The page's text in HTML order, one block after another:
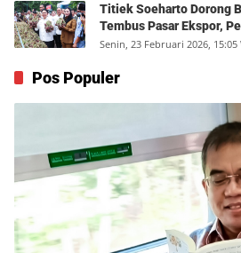
Titiek Soeharto Dorong
Tembus Pasar Ekspor,
Juta per Hektare
Senin, 23 Februari 2026, 15:05
Pos Populer